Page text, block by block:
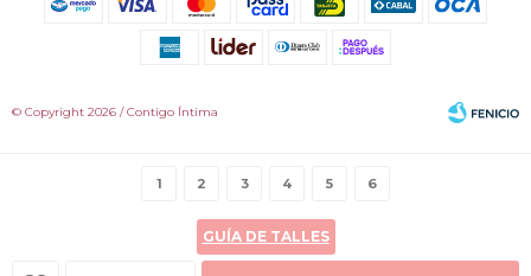
1 2 3 4 5 6
GUÍA DE TALLES
© Copyright 2026 / Contigo Íntima